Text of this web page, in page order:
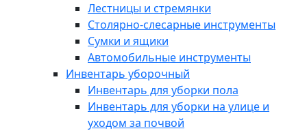
Лестницы и стремянки
Столярно-слесарные инструменты
Сумки и ящики
Автомобильные инструменты
Инвентарь уборочный
Инвентарь для уборки пола
Инвентарь для уборки на улице и
уходом за почвой